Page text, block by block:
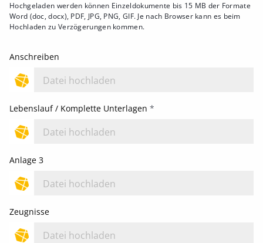
Hochgeladen werden können Einzeldokumente bis 15 MB der Formate
Word (doc, docx), PDF, JPG, PNG, GIF. Je nach Browser kann es beim
Hochladen zu Verzögerungen kommen.
Anschreiben
Datei hochladen
Lebenslauf / Komplette Unterlagen *
Datei hochladen
Anlage 3
Datei hochladen
Zeugnisse
Datei hochladen